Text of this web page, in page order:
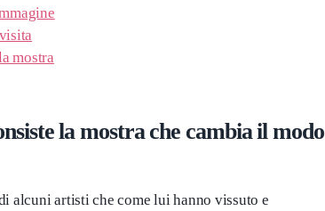
mostra
la mostra che cambia il modo
alcuni artisti che come lui hanno vissuto e